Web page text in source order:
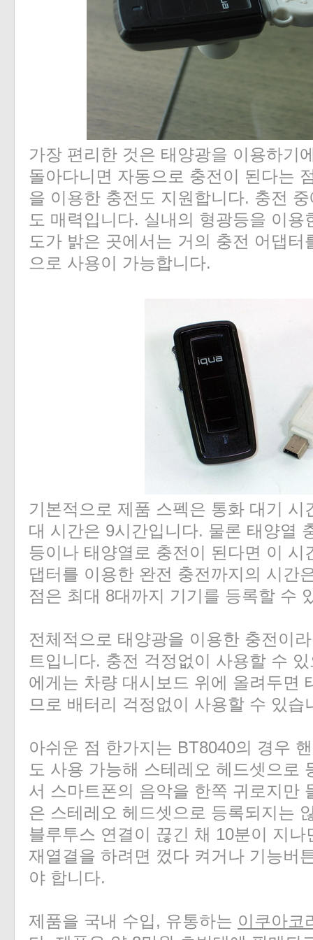
가장 편리한 것은 태양광을 이용하기
돌아다니면 자동으로 충전이 된다는
을 이용한 충전도 지원합니다. 충전
도 매력입니다. 실내의 형광등을 이
도가 밝은 곳에서는 거의 충전 어댑
으로 사용이 가능합니다.
기본적으로 제품 스펙은 통화 대기 시
대 시간은 9시간입니다. 물론 태양열
등이나 태양열로 충전이 된다면 이
댑터를 이용한 완전 충전까지의 시간
점은 최대 8대까지 기기를 등록할 수
전체적으로 태양광을 이용한 충전이
트입니다. 충전 걱정없이 사용할 수
에게는 차량 대시보드 위에 올려두면
므로 배터리 걱정없이 사용할 수 있습
아쉬운 점 한가지는 BT8040의 경우
도 사용 가능해 스테레오 헤드셋으로
서 스마트폰의 음악을 한쪽 귀로지만
은 스테레오 헤드셋으로 등록되지는
블루투스 연결이 끊긴 채 10분이 지
재열결을 하려면 껐다 켜거나 기능버
야 합니다.
제품을 국내 수입, 유통하는 이쿠아코